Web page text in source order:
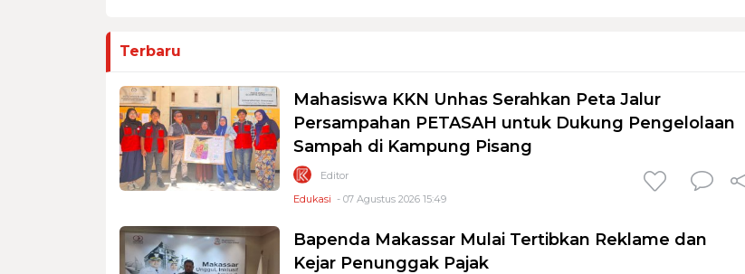
Terbaru
Mahasiswa KKN Unhas Serahkan Peta Jalur
Persampahan PETASAH untuk Dukung Pengelolaan
Sampah di Kampung Pisang
Editor
Edukasi - 07 Agustus 2026 15:49
Bapenda Makassar Mulai Tertibkan Reklame dan
Kejar Penunggak Pajak